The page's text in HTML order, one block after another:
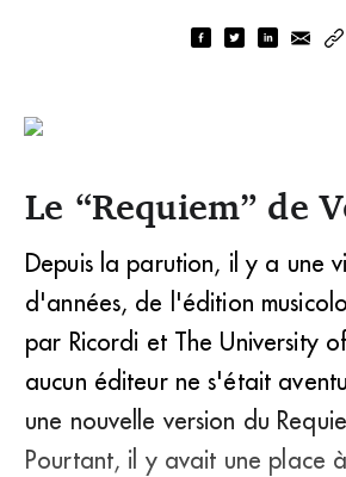
Le “Requiem” de
Depuis la parution, il y a une
d'années, de l'édition
par Ricordi et The University
aucun éditeur ne s'était
une nouvelle version du
Pourtant, il y avait une place